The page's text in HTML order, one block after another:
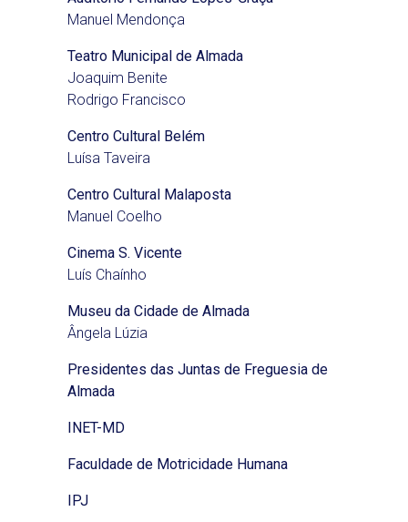
Manuel Mendonça
Teatro Municipal de Almada
Joaquim Benite
Rodrigo Francisco
Centro Cultural Belém
Luísa Taveira
Centro Cultural Malaposta
Manuel Coelho
Cinema S. Vicente
Luís Chaínho
Museu da Cidade de Almada
Ângela Lúzia
Presidentes das Juntas de Freguesia de
Almada
INET-MD
Faculdade de Motricidade Humana
IPJ